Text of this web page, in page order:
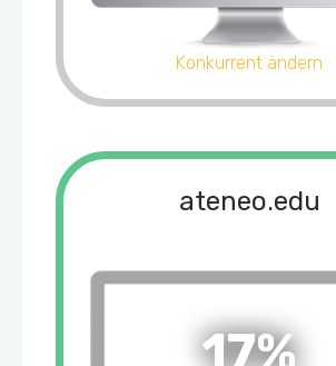
Konkurrent ändern
ateneo.edu
17%